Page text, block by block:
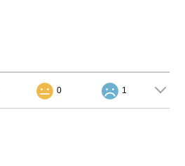
0 1